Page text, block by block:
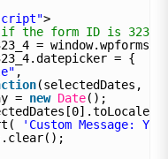
>
if the form ID is 323
=
= {
,
(selectedDates,
= new Date();
'Custom Message: